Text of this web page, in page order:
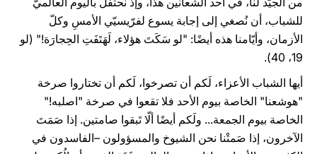
للشباب، أن نُصغي إلى إجابة يسوع لفرّيسيّي الأمسِ وكلّ
الأزمان، وأيّامنا هذه أيضًا: "لو سَكَتَ هؤلاء، لَهَتَفَتِ الحِجارَة!" (لو
19، 40).
أيها الشباب الأعزاء، لَكم أن تصرخوا، لَكم أن تختاروا صرخة
"هوشعنا" الخاصة بيوم الأحد فلا تقعوا في صرخة "اصلبه!"
الخاصة بيوم الجمعة... ولَكم أيضًا ألّا تَبقوا صامتين. إذا صَمَتَ
الآخرون، إذا صَمتْنا نحن الشيوخ والمسؤولون –الفاسدون في